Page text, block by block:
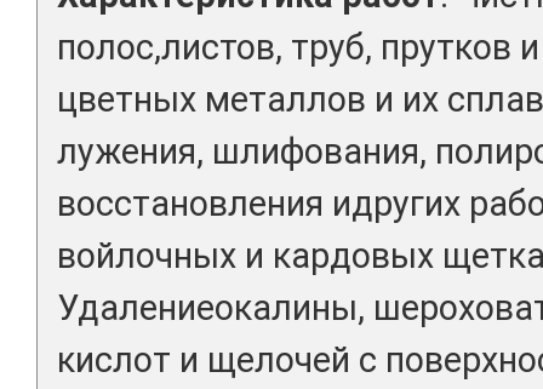
полос,листов, труб, прутков
цветных металлов и их
лужения, шлифования,
восстановления идругих
войлочных и кардовых
Удалениеокалины,
кислот и щелочей с